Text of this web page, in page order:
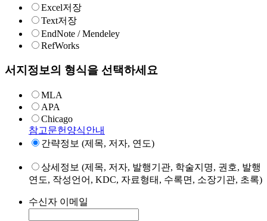
Excel저장
Text저장
EndNote / Mendeley
RefWorks
서지정보의 형식을 선택하세요
MLA
APA
Chicago
참고문헌양식안내
간략정보 (제목, 저자, 연도)
상세정보 (제목, 저자, 발행기관, 학술지명, 권호, 발행
연도, 작성언어, KDC, 자료형태, 수록면, 소장기관, 초록)
수신자 이메일